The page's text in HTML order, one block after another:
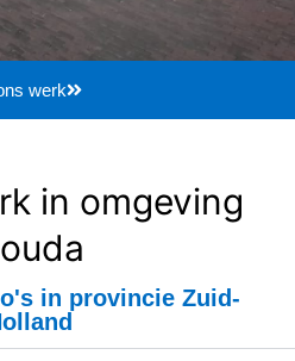
werk
in omgeving
in provincie Zuid-